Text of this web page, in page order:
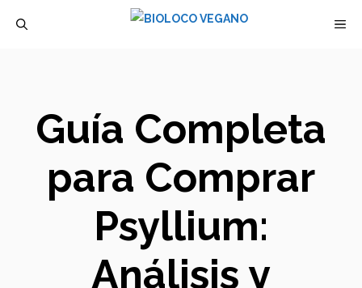
Guía Completa
para Comprar
Psyllium:
Análisis y